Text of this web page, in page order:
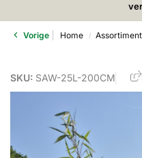
Vorige Home / Assortiment
SKU: SAW-25L-200CM